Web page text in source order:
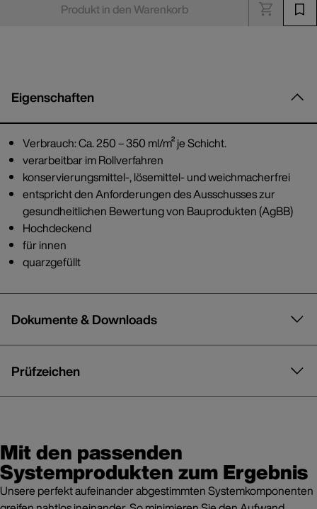
Produkt in den Warenkorb
Eigenschaften
Verbrauch: Ca. 250 – 350 ml/m² je Schicht.
verarbeitbar im Rollverfahren
konservierungsmittel-, lösemittel- und weichmacherfrei
entspricht den Anforderungen des Ausschusses zur
gesundheitlichen Bewertung von Bauprodukten (AgBB)
Hochdeckend
für innen
quarzgefüllt
Dokumente & Downloads
Prüfzeichen
Mit den passenden
Systemprodukten zum Ergebnis
Unsere perfekt aufeinander abgestimmten Systemkomponenten